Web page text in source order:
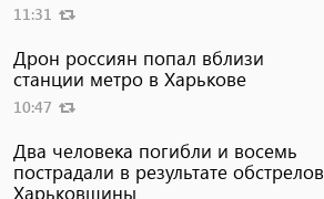
11:31
Дрон россиян попал вблизи
станции метро в Харькове
10:47
Два человека погибли и восемь
пострадали в результате обстрелов
Харьковщины